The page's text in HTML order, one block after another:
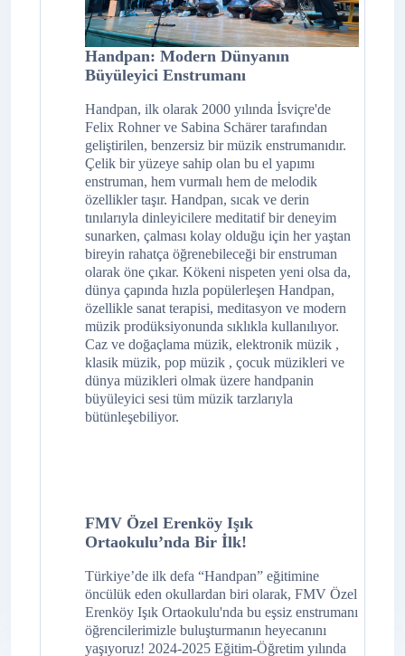
Handpan: Modern Dünyanın
Büyüleyici Enstrumanı
Handpan, ilk olarak 2000 yılında İsviçre'de
Felix Rohner ve Sabina Schärer tarafından
geliştirilen, benzersiz bir müzik enstrumanıdır.
Çelik bir yüzeye sahip olan bu el yapımı
enstruman, hem vurmalı hem de melodik
özellikler taşır. Handpan, sıcak ve derin
tınılarıyla dinleyicilere meditatif bir deneyim
sunarken, çalması kolay olduğu için her yaştan
bireyin rahatça öğrenebileceği bir enstruman
olarak öne çıkar. Kökeni nispeten yeni olsa da,
dünya çapında hızla popülerleşen Handpan,
özellikle sanat terapisi, meditasyon ve modern
müzik prodüksiyonunda sıklıkla kullanılıyor.
Caz ve doğaçlama müzik, elektronik müzik ,
klasik müzik, pop müzik , çocuk müzikleri ve
dünya müzikleri olmak üzere handpanin
büyüleyici sesi tüm müzik tarzlarıyla
bütünleşebiliyor.
FMV Özel Erenköy Işık
Ortaokulu’nda Bir İlk!
Türkiye’de ilk defa “Handpan” eğitimine
öncülük eden okullardan biri olarak, FMV Özel
Erenköy Işık Ortaokulu'nda bu eşsiz enstrumanı
öğrencilerimizle buluşturmanın heyecanını
yaşıyoruz! 2024-2025 Eğitim-Öğretim yılında